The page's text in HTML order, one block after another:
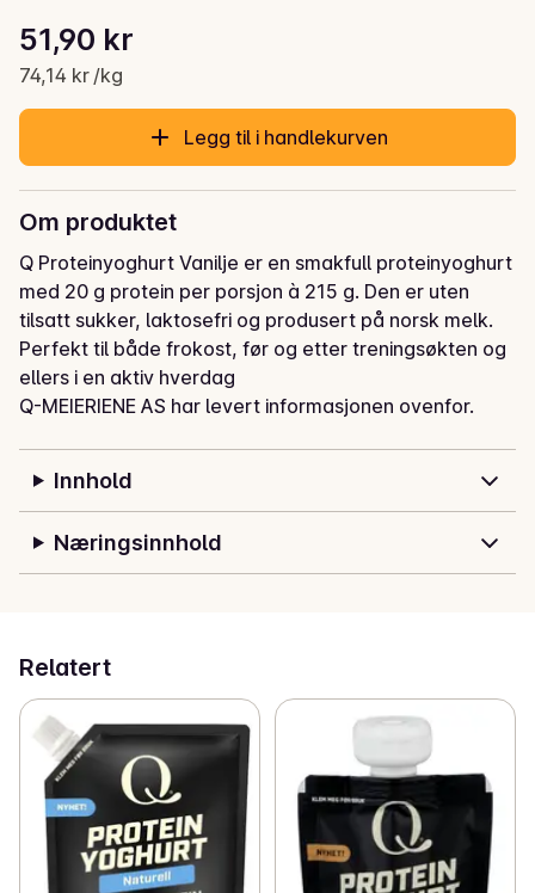
Gjeldende pris er: 51,90 kr
51,90 kr
74,14 kr /kg
Stykkpris: 74,14 kr /kg
Legg til i handlekurven
Om produktet
Q Proteinyoghurt Vanilje er en smakfull proteinyoghurt
med 20 g protein per porsjon à 215 g. Den er uten
tilsatt sukker, laktosefri og produsert på norsk melk.
Perfekt til både frokost, før og etter treningsøkten og
ellers i en aktiv hverdag
Q-MEIERIENE AS har levert informasjonen ovenfor.
Innhold
Næringsinnhold
Relatert